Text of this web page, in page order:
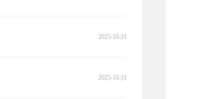
2025-10-31
2025-10-31